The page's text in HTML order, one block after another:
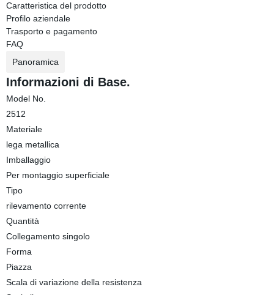
Caratteristica del prodotto
Profilo aziendale
Trasporto e pagamento
FAQ
Panoramica
Informazioni di Base.
Model No.
2512
Materiale
lega metallica
Imballaggio
Per montaggio superficiale
Tipo
rilevamento corrente
Quantità
Collegamento singolo
Forma
Piazza
Scala di variazione della resistenza